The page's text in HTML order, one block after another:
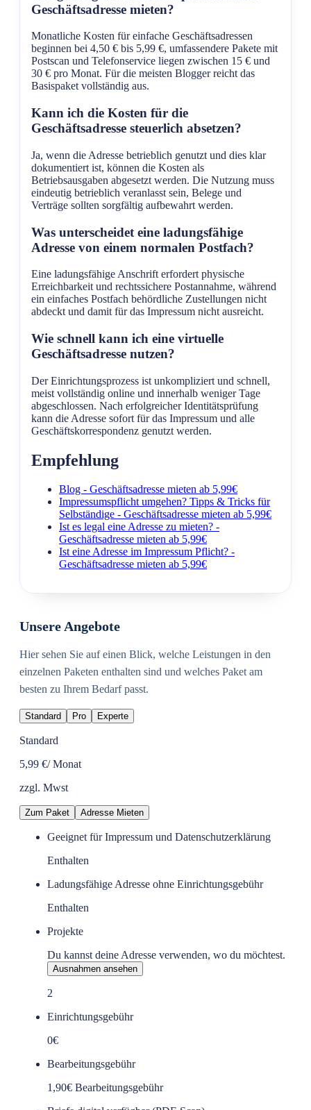
Geschäftsadresse mieten?
Monatliche Kosten für einfache Geschäftsadressen
beginnen bei 4,50 € bis 5,99 €, umfassendere Pakete mit
Postscan und Telefonservice liegen zwischen 15 € und
30 € pro Monat. Für die meisten Blogger reicht das
Basispaket vollständig aus.
Kann ich die Kosten für die
Geschäftsadresse steuerlich absetzen?
Ja, wenn die Adresse betrieblich genutzt und dies klar
dokumentiert ist, können die Kosten als
Betriebsausgaben abgesetzt werden. Die Nutzung muss
eindeutig betrieblich veranlasst sein, Belege und
Verträge sollten sorgfältig aufbewahrt werden.
Was unterscheidet eine ladungsfähige
Adresse von einem normalen Postfach?
Eine ladungsfähige Anschrift erfordert physische
Erreichbarkeit und rechtssichere Postannahme, während
ein einfaches Postfach behördliche Zustellungen nicht
abdeckt und damit für das Impressum nicht ausreicht.
Wie schnell kann ich eine virtuelle
Geschäftsadresse nutzen?
Der Einrichtungsprozess ist unkompliziert und schnell,
meist vollständig online und innerhalb weniger Tage
abgeschlossen. Nach erfolgreicher Identitätsprüfung
kann die Adresse sofort für das Impressum und alle
Geschäftskorrespondenz genutzt werden.
Empfehlung
Blog - Geschäftsadresse mieten ab 5,99€
Impressumspflicht umgehen? Tipps & Tricks für
Selbständige - Geschäftsadresse mieten ab 5,99€
Ist es legal eine Adresse zu mieten? -
Geschäftsadresse mieten ab 5,99€
Ist eine Adresse im Impressum Pflicht? -
Geschäftsadresse mieten ab 5,99€
Unsere Angebote
Hier sehen Sie auf einen Blick, welche Leistungen in den
einzelnen Paketen enthalten sind und welches Paket am
besten zu Ihrem Bedarf passt.
Standard Pro Experte
Standard
5,99 €/ Monat
zzgl. Mwst
Zum Paket Adresse Mieten
Geeignet für Impressum und Datenschutzerklärung
Enthalten
Ladungsfähige Adresse ohne Einrichtungsgebühr
Enthalten
Projekte
Du kannst deine Adresse verwenden, wo du möchtest.
Ausnahmen ansehen
2
Einrichtungsgebühr
0€
Bearbeitungsgebühr
1,90€ Bearbeitungsgebühr